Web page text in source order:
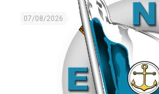
07/08/2026